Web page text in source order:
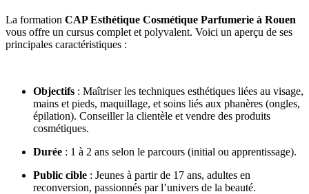
La formation CAP Esthétique Cosmétique Parfumerie à Rouen
vous offre un cursus complet et polyvalent. Voici un aperçu de ses
principales caractéristiques :
Objectifs : Maîtriser les techniques esthétiques liées au visage,
mains et pieds, maquillage, et soins liés aux phanères (ongles,
épilation). Conseiller la clientèle et vendre des produits
cosmétiques.
Durée : 1 à 2 ans selon le parcours (initial ou apprentissage).
Public cible : Jeunes à partir de 17 ans, adultes en
reconversion, passionnés par l’univers de la beauté.